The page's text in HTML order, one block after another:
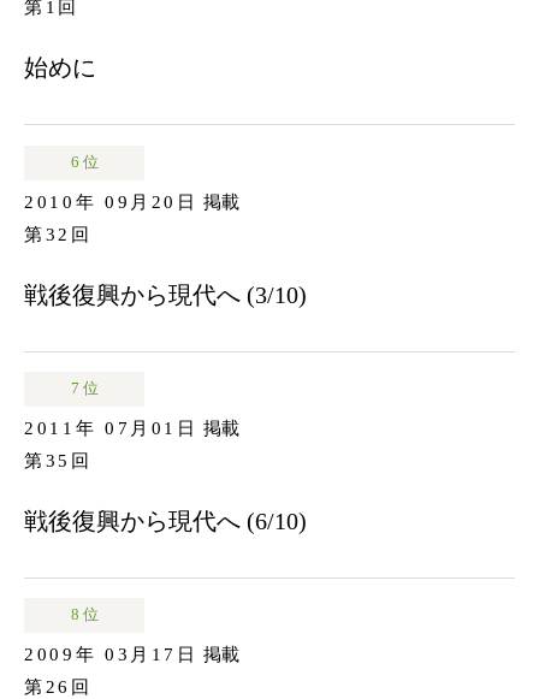
第1回
始めに
6 位
2010年 09月20日 掲載
第32回
戦後復興から現代へ (3/10)
7 位
2011年 07月01日
掲載
第35回
戦後復興から現代へ (6/10)
8 位
2009年 03月17日
掲載
第26回